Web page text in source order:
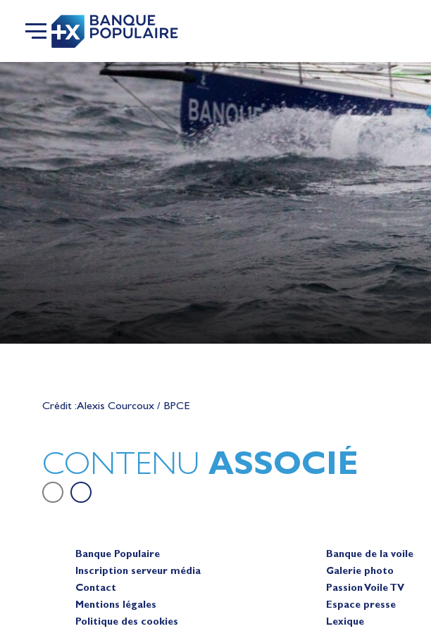
Crédit : Alexis Courcoux / BPCE
CONTENU ASSOCIÉ
sur le plan d'eau des Jeux Olympiques
Banque Populaire
Inscription serveur média
Contact
Mentions légales
Politique des cookies
Banque de la voile
Galerie photo
Passion Voile TV
Espace presse
Lexique